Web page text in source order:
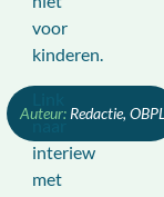
Redactie, OBPL
voor
kinderen.
naar
interiew
met